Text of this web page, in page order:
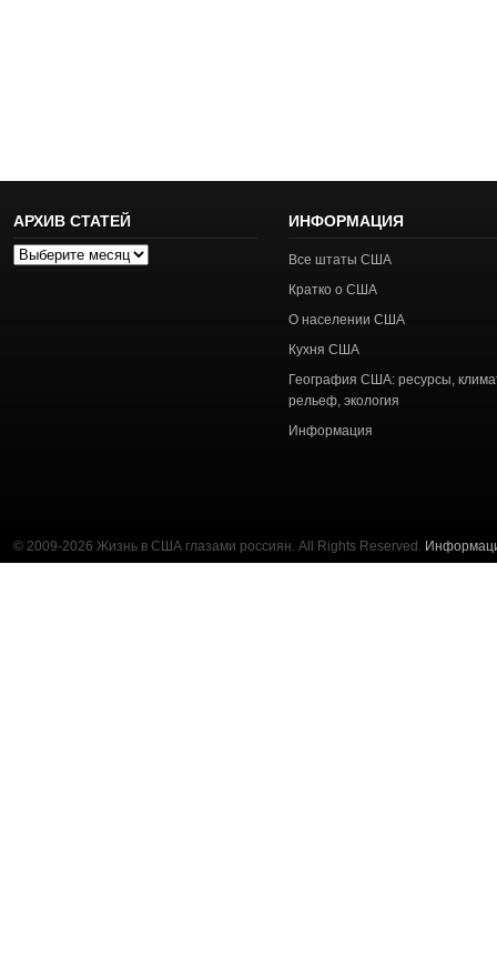
АРХИВ СТАТЕЙ
Архив
ИНФОРМАЦИЯ
Все штаты США
Кратко о США
О населении США
Кухня США
География США: ресурсы,
рельеф, экология
Информация
© 2009-2026 Жизнь в США глазами россиян. All Rights Reserved.